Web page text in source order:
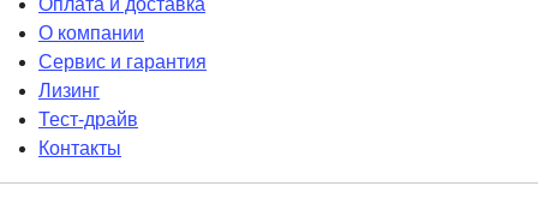
Оплата и доставка
О компании
Сервис и гарантия
Лизинг
Тест-драйв
Контакты